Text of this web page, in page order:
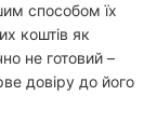
способом їх
коштів як
не готовий –
довіру до його